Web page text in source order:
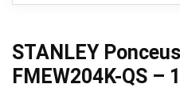
STANLEY
FMEW204K-QS –